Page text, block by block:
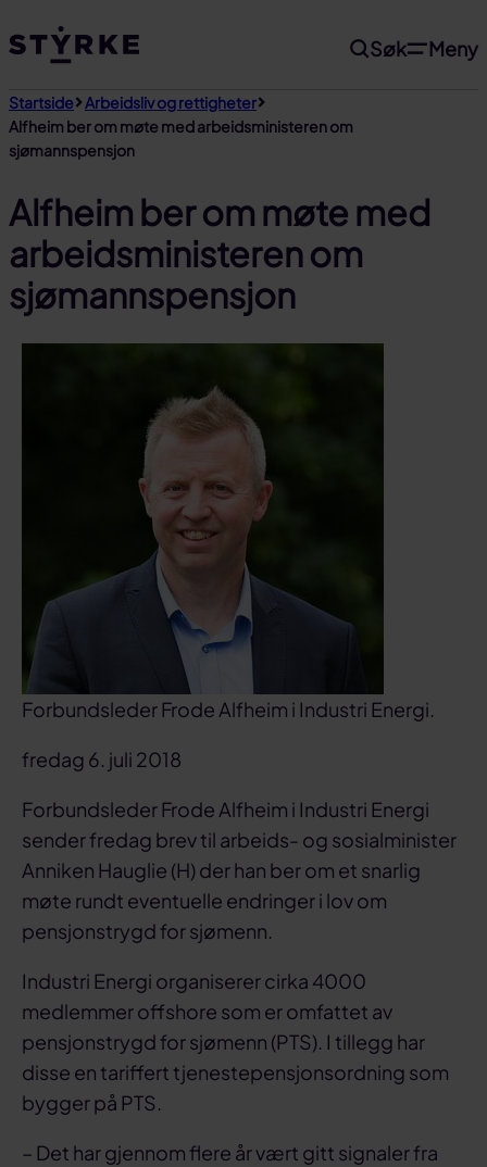
til
Søk Meny
Startside Arbeidsliv og rettigheter
Alfheim ber om møte med arbeidsministeren om
sjømannspensjon
Alfheim ber om møte med
arbeidsministeren om
sjømannspensjon
Forbundsleder Frode Alfheim i Industri Energi.
fredag 6. juli 2018
Forbundsleder Frode Alfheim i Industri Energi
sender fredag brev til arbeids- og sosialminister
Anniken Hauglie (H) der han ber om et snarlig
møte rundt eventuelle endringer i lov om
pensjonstrygd for sjømenn.
Industri Energi organiserer cirka 4000
medlemmer offshore som er omfattet av
pensjonstrygd for sjømenn (PTS). I tillegg har
disse en tariffert tjenestepensjonsordning som
bygger på PTS.
– Det har gjennom flere år vært gitt signaler fra